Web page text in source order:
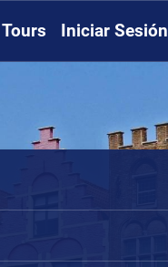
Tours Iniciar Sesión